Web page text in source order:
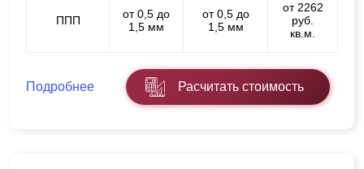
ППП
от 0,5 до
1,5 мм
от 0,5 до
1,5 мм
от 2262
руб.
кв.м.
Подробнее Расчитать стоимость